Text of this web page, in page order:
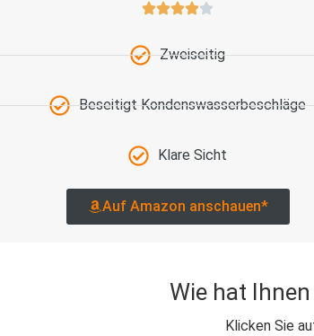
Zweiseitig
Beseitigt Kondenswasserbeschläge
Klare Sicht
Auf Amazon anschauen*
Wie hat
Klicken Sie